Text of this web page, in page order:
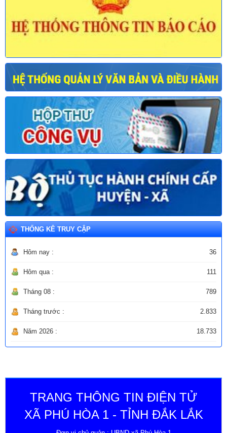
THỐNG KÊ TRUY CẬP
Hôm nay : 36
Hôm qua : 111
Tháng 08 : 789
Tháng trước : 2.833
Năm 2026 : 18.733
TRANG THÔNG TIN ĐIỆN TỬ
XÃ PHÚ HÒA 1 - TỈNH ĐẮK LẮK